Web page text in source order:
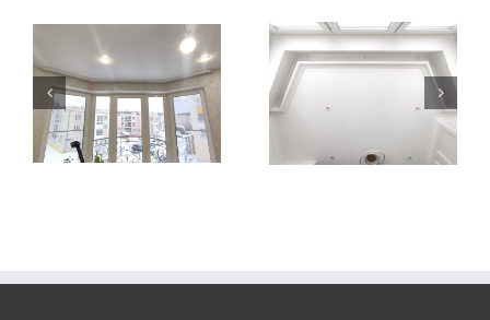
Карниз на эркер
(угловой с двумя
углами) на заказ
Карниз прямой 2-х
рядный 3.18м, Белый